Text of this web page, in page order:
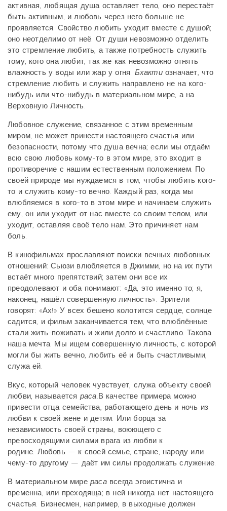
активная, любящая душа оставляет тело, оно перестаёт
быть активным, и любовь через него больше не
проявляется. Свойство любить уходит вместе с душой;
оно неотделимо от неё. От души невозможно отделить
это стремление любить, а также потребность служить
тому, кого она любит, так же как невозможно отнять
влажность у воды или жар у огня. Бхактиозначает, что
стремление любить и служить направлено не на кого-
нибудь или что-нибудь в материальном мире, а на
Верховную Личность.
Любовное служение, связанное с этим временным
миром, не может принести настоящего счастья или
безопасности, потому что душа вечна; если мы отдаём
всю свою любовь кому-то в этом мире, это входит в
противоречие с нашим естественным положением. По
своей природе мы нуждаемся в том, чтобы любить кого-
то и служить кому-то вечно. Каждый раз, когда мы
влюбляемся в кого-то в этом мире и начинаем служить
ему, он или уходит от нас вместе со своим телом, или
уходит, оставляя своё тело нам. Это причиняет нам
боль.
В кинофильмах прославляют поиски вечных любовных
отношений: Сьюзи влюбляется в Джимми, но на их пути
встаёт много препятствий; затем они все их
преодолевают и оба понимают: «Да, это именно то; я,
наконец, нашёл совершенную личность». Зрители
говорят: «Ах!» У всех бешено колотится сердце, солнце
садится, и фильм заканчивается тем, что влюблённые
стали жить-поживать и жили долго и счастливо. Такова
наша мечта. Мы ищем совершенную личность, с которой
могли бы жить вечно, любить её и быть счастливыми,
служа ей.
Вкус, который человек чувствует, служа объекту своей
любви, называется раса.В качестве примера можно
привести отца семейства, работающего день и ночь из
любви к своей жене и детям. Или борца за
независимость своей страны, воюющего с
превосходящими силами врага из любви к
родине. Любовь — к своей семье, стране, народу или
чему-то другому — даёт им силы продолжать служение.
В материальном мире расавсегда эгоистична и
временна, или преходяща; в ней никогда нет настоящего
счастья. Бизнесмен, например, в выходные должен